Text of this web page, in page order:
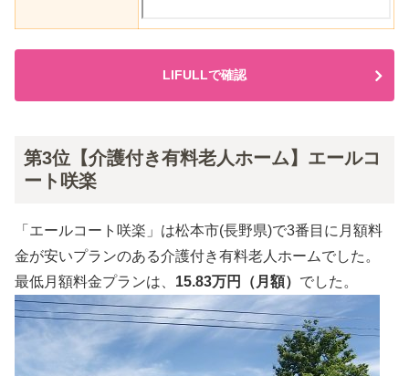
LIFULLで確認
第3位【介護付き有料老人ホーム】エールコ
ート咲楽
「エールコート咲楽」は松本市(長野県)で3番目に月額料
金が安いプランのある介護付き有料老人ホームでした。
最低月額料金プランは、 15.83万円（月額） でした。